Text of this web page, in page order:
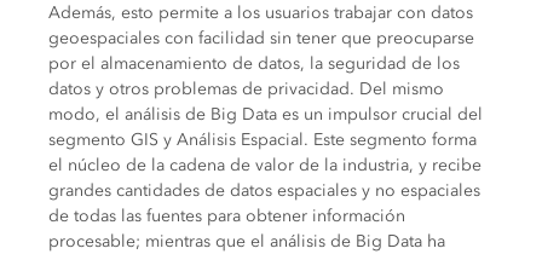
Además, esto permite a los usuarios trabajar con datos
geoespaciales con facilidad sin tener que preocuparse
por el almacenamiento de datos, la seguridad de los
datos y otros problemas de privacidad. Del mismo
modo, el análisis de Big Data es un impulsor crucial del
segmento GIS y Análisis Espacial. Este segmento forma
el núcleo de la cadena de valor de la industria, y recibe
grandes cantidades de datos espaciales y no espaciales
de todas las fuentes para obtener información
procesable; mientras que el análisis de Big Data ha